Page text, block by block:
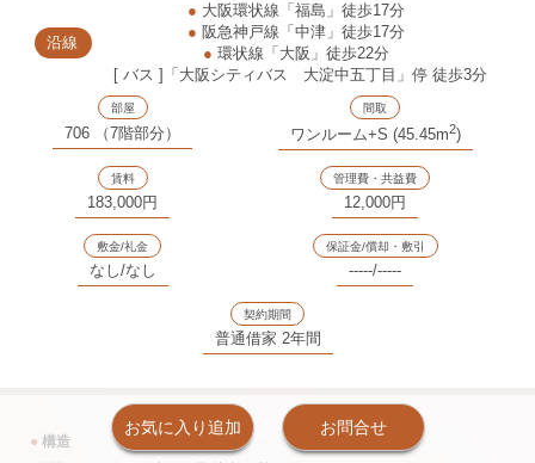
沿線
● 大阪環状線「福島」徒歩17分
● 阪急神戸線「中津」徒歩17分
● 環状線「大阪」徒歩22分
[ バス ]「大阪シティバス 大淀中五丁目」停 徒歩3分
部屋 間取
706 （7階部分） ワンルーム+S (45.45m2)
賃料 管理費・共益費
183,000円 12,000円
敷金/礼金 保証金/償却・敷引
なし/なし -----/-----
契約期間
普通借家 2年間
● 構造
お気に入り追加 お問合せ